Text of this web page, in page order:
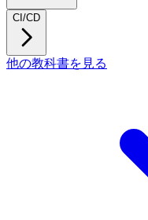
CI/CD
他の教科書を見る